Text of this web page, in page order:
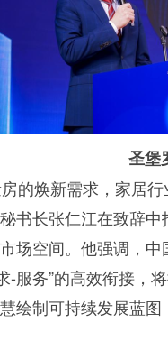
圣堡
的焕新需求，家居
书长张仁江在致辞
场空间。他强调，
-服务”的高效衔接，
绘制可持续发展蓝